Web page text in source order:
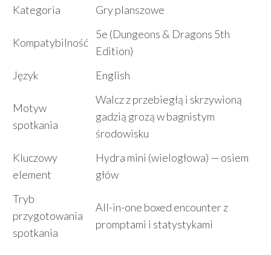
Kategoria
Gry planszowe
Kompatybilność
5e (Dungeons & Dragons 5th
Edition)
Język
English
Motyw
spotkania
Walcz z przebiegłą i skrzywioną
gadzią grozą w bagnistym
środowisku
Kluczowy
element
Hydra mini (wielogłowa) — osiem
głów
Tryb
przygotowania
spotkania
All-in-one boxed encounter z
promptami i statystykami